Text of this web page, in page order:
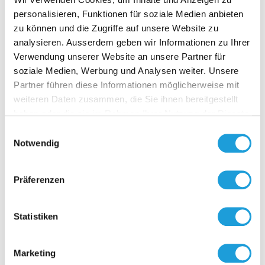
personalisieren, Funktionen für soziale Medien anbieten
zu können und die Zugriffe auf unsere Website zu
analysieren. Ausserdem geben wir Informationen zu Ihrer
Verwendung unserer Website an unsere Partner für
soziale Medien, Werbung und Analysen weiter. Unsere
Partner führen diese Informationen möglicherweise mit
weiteren Daten zusammen, die Sie ihnen bereitgestellt
Notwendig
Präferenzen
Statistiken
Marketing
D-NFC
SENS
Anzeige-
Passt auf
von Fühlern
mit Flach-
bandkabel
Anpassung
des
Zur